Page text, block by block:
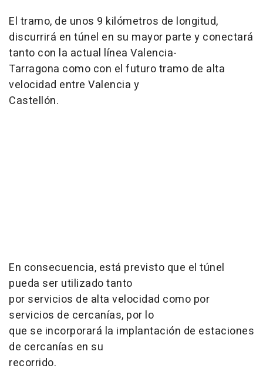
El tramo, de unos 9 kilómetros de longitud,
discurrirá en túnel en su mayor parte y conectará
tanto con la actual línea Valencia-
Tarragona como con el futuro tramo de alta
velocidad entre Valencia y
Castellón.
En consecuencia, está previsto que el túnel
pueda ser utilizado tanto
por servicios de alta velocidad como por
servicios de cercanías, por lo
que se incorporará la implantación de estaciones
de cercanías en su
recorrido.